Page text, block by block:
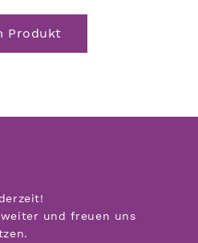
Produkt
und freuen uns